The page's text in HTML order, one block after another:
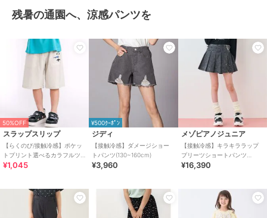
残暑の通園へ、涼感パンツを
50%OFF
スラップスリップ
【らくのび/接触冷感】ポケッ
トプリント選べるカラフルツ
イルハーフパンツ(80~130cm)
¥1,045
¥500ｸｰﾎﾟﾝ
ジディ
【接触冷感】ダメージショー
トパンツ(130~160cm)
¥3,960
メゾピアノジュニア
【接触冷感】キラキララップ
プリーツショートパンツ
（2WAY）
¥16,390